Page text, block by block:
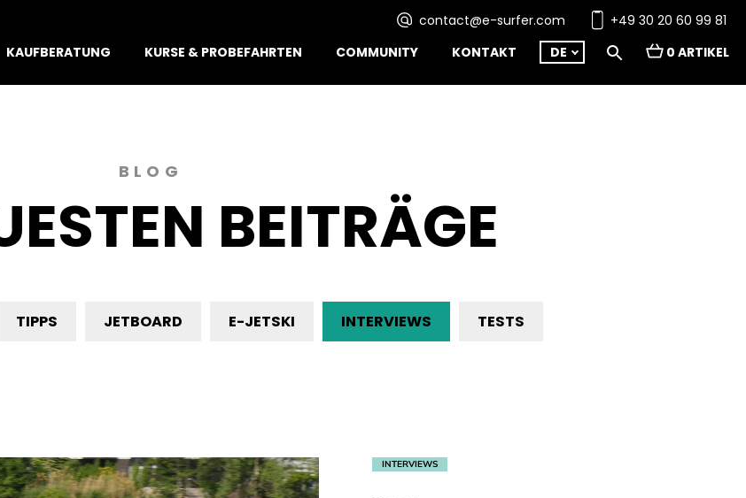
contact@e-surfer.com
+49 30 20 60 99 81
KAUFBERATUNG KURSE & PROBEFAHRTEN COMMUNITY KONTAKT DE 0 ARTIKEL
BLOG
BEITRÄGE
TIPPS JETBOARD E-JETSKI INTERVIEWS TESTS
INTERVIEWS